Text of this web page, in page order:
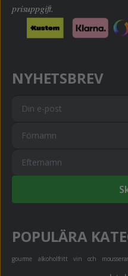
prisuppgift.
NYHETSBREV
POPULÄRA
gourme alkoholfritt vin och